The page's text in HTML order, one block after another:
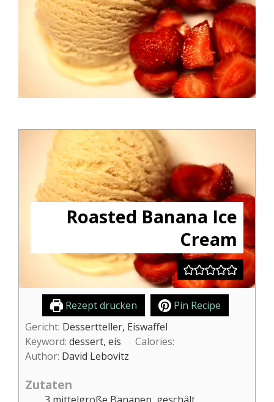
Roasted Banana Ice
Cream
Rezept drucken
Pin Recipe
Gericht: Dessertteller, Eiswaffel
Keyword: dessert, eis
Calories:
Author: David Lebovitz
Zutaten